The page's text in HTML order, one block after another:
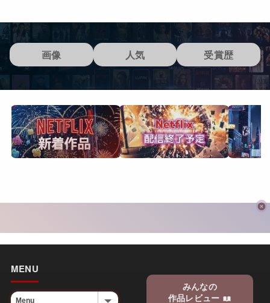
画像 人気 受賞歴
MENU
みんなの
作品レビュー